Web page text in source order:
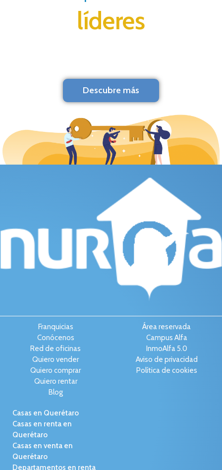
líderes
Descubre más
Franquicias
Conócenos
Red de oficinas
Quiero vender
Quiero comprar
Quiero rentar
Blog
Área reservada
Campus Alfa
InmoAlfa 5.0
Aviso de privacidad
Política de cookies
Casas en Querétaro
Casas en renta en
Querétaro
Casas en venta en
Querétaro
Departamentos en renta